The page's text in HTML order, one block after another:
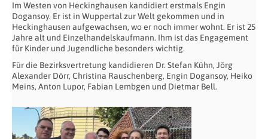
Im Westen von Heckinghausen kandidiert erstmals Engin
Dogansoy. Er ist in Wuppertal zur Welt gekommen und in
Heckinghausen aufgewachsen, wo er noch immer wohnt. Er ist 25
Jahre alt und Einzelhandelskaufmann. Ihm ist das Engagement
für Kinder und Jugendliche besonders wichtig.
Für die Bezirksvertretung kandidieren Dr. Stefan Kühn, Jörg
Alexander Dörr, Christina Rauschenberg, Engin Dogansoy, Heiko
Meins, Anton Lupor, Fabian Lembgen und Dietmar Bell.